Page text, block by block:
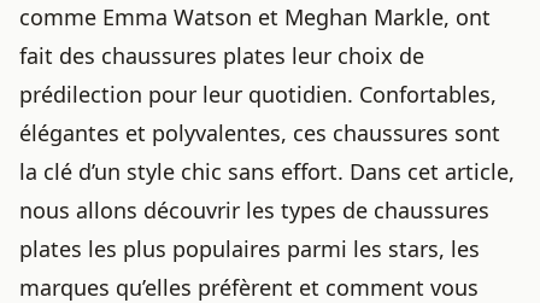
comme Emma Watson et Meghan Markle, ont
fait des chaussures plates leur choix de
prédilection pour leur quotidien. Confortables,
élégantes et polyvalentes, ces chaussures sont
la clé d’un style chic sans effort. Dans cet article,
nous allons découvrir les types de chaussures
plates les plus populaires parmi les stars, les
marques qu’elles préfèrent et comment vous